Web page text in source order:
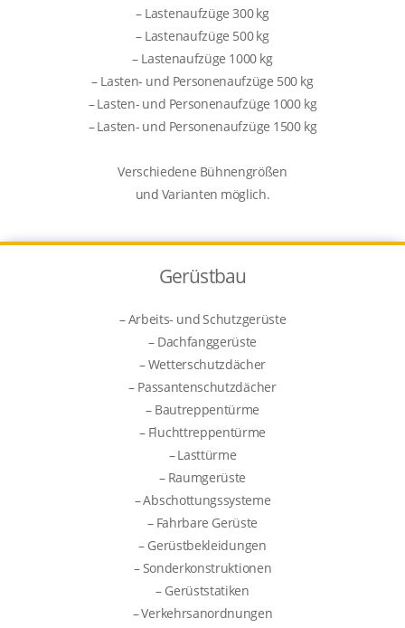
– Lastenaufzüge 300 kg
– Lastenaufzüge 500 kg
– Lastenaufzüge 1000 kg
– Lasten- und Personenaufzüge 500 kg
– Lasten- und Personenaufzüge 1000 kg
– Lasten- und Personenaufzüge 1500 kg
Verschiedene Bühnengrößen
und Varianten möglich.
Gerüstbau
– Arbeits- und Schutzgerüste
– Dachfanggerüste
– Wetterschutzdächer
– Passantenschutzdächer
– Bautreppentürme
– Fluchttreppentürme
– Lasttürme
– Raumgerüste
– Abschottungssysteme
– Fahrbare Gerüste
– Gerüstbekleidungen
– Sonderkonstruktionen
– Gerüststatiken
– Verkehrsanordnungen